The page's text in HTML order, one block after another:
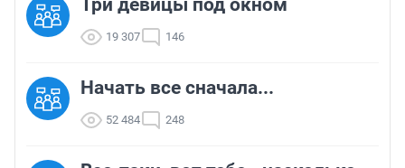
Три девицы под окном
19 307 146
Начать все сначала...
52 484 248